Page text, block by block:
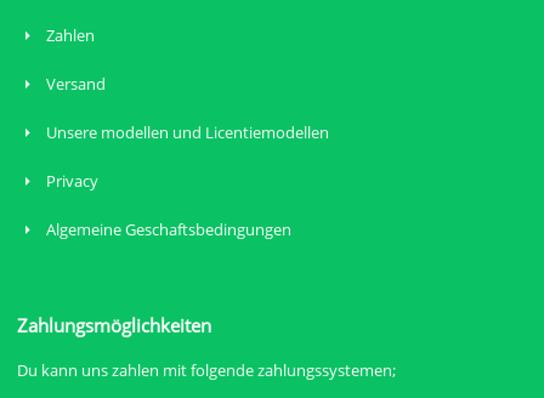
Zahlen
Versand
Unsere modellen und Licentiemodellen
Privacy
Algemeine Geschaftsbedingungen
Zahlungsmöglichkeiten
Du kann uns zahlen mit folgende zahlungssystemen;